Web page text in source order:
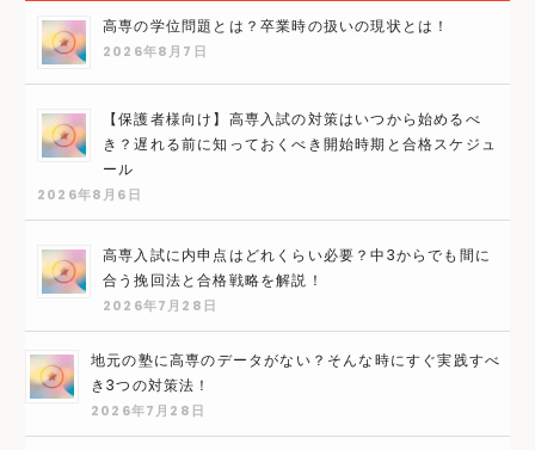
高専の学位問題とは？卒業時の扱いの現状とは！
2026年8月7日
【保護者様向け】高専入試の対策はいつから始めるべ
き？遅れる前に知っておくべき開始時期と合格スケジュ
ール
2026年8月6日
高専入試に内申点はどれくらい必要？中3からでも間に
合う挽回法と合格戦略を解説！
2026年7月28日
地元の塾に高専のデータがない？そんな時にすぐ実践すべ
き3つの対策法！
2026年7月28日